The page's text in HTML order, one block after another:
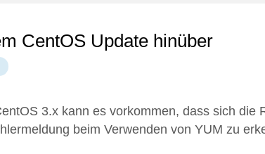
CentOS Update hinüber
3.x kann es vorkommen, dass sich die
beim Verwenden von YUM zu